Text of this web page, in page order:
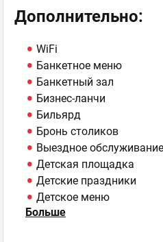
Дополнительно:
WiFi
Банкетное меню
Банкетный зал
Бизнес-ланчи
Бильярд
Бронь столиков
Выездное
Детская площадка
Детские праздники
Детское меню
Живая музыка
Больше